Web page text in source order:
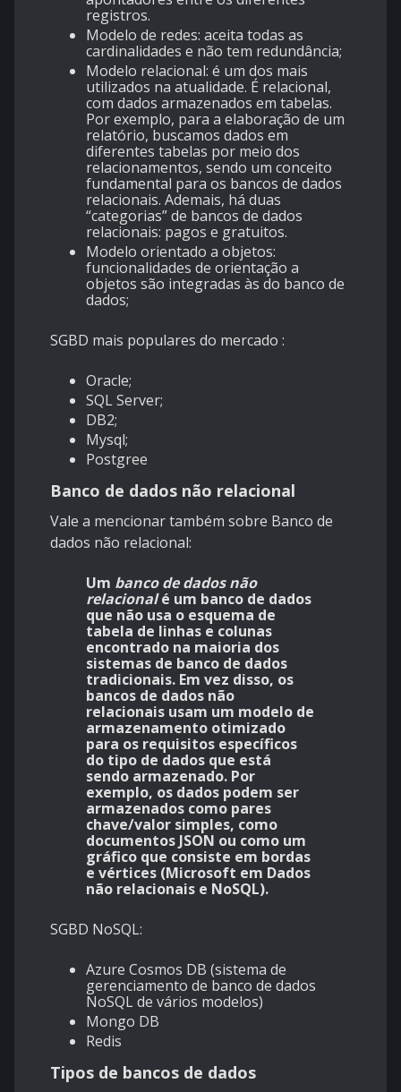
registros.
Modelo de redes: aceita todas as
cardinalidades e não tem redundância;
Modelo relacional: é um dos mais
utilizados na atualidade. É relacional,
com dados armazenados em tabelas.
Por exemplo, para a elaboração de um
relatório, buscamos dados em
diferentes tabelas por meio dos
relacionamentos, sendo um conceito
fundamental para os bancos de dados
relacionais. Ademais, há duas
“categorias” de bancos de dados
relacionais: pagos e gratuitos.
Modelo orientado a objetos:
funcionalidades de orientação a
objetos são integradas às do banco de
dados;
SGBD mais populares do mercado :
Oracle;
SQL Server;
DB2;
Mysql;
Postgree
Banco de dados não relacional
Vale a mencionar também sobre Banco de
dados não relacional:
Um banco de dados não
relacionalé um banco de dados
que não usa o esquema de
tabela de linhas e colunas
encontrado na maioria dos
sistemas de banco de dados
tradicionais. Em vez disso, os
bancos de dados não
relacionais usam um modelo de
armazenamento otimizado
para os requisitos específicos
do tipo de dados que está
sendo armazenado. Por
exemplo, os dados podem ser
armazenados como pares
chave/valor simples, como
documentos JSON ou como um
gráfico que consiste em bordas
e vértices (Microsoft em Dados
não relacionais e NoSQL).
SGBD NoSQL:
Azure Cosmos DB (sistema de
gerenciamento de banco de dados
NoSQL de vários modelos)
Mongo DB
Redis
Tipos de bancos de dados